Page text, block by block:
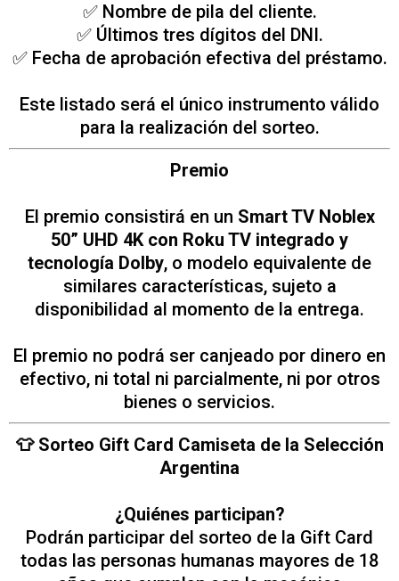
✅ Nombre de pila del cliente.
✅ Últimos tres dígitos del DNI.
✅ Fecha de aprobación efectiva del préstamo.
Este listado será el único instrumento válido
para la realización del sorteo.
Premio
El premio consistirá en un Smart TV Noblex
50” UHD 4K con Roku TV integrado y
tecnología Dolby, o modelo equivalente de
similares características, sujeto a
disponibilidad al momento de la entrega.
El premio no podrá ser canjeado por dinero en
efectivo, ni total ni parcialmente, ni por otros
bienes o servicios.
👕 Sorteo Gift Card Camiseta de la Selección
Argentina
¿Quiénes participan?
Podrán participar del sorteo de la Gift Card
todas las personas humanas mayores de 18